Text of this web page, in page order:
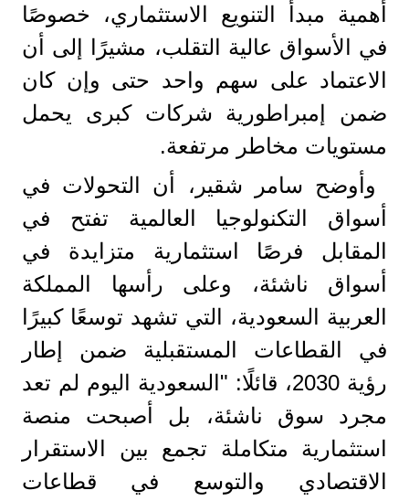
أهمية مبدأ التنويع الاستثماري، خصوصًا
في الأسواق عالية التقلب، مشيرًا إلى أن
الاعتماد على سهم واحد حتى وإن كان
ضمن إمبراطورية شركات كبرى يحمل
مستويات مخاطر مرتفعة.
وأوضح سامر شقير، أن التحولات في
أسواق التكنولوجيا العالمية تفتح في
المقابل فرصًا استثمارية متزايدة في
أسواق ناشئة، وعلى رأسها المملكة
العربية السعودية، التي تشهد توسعًا كبيرًا
في القطاعات المستقبلية ضمن إطار
رؤية 2030، قائلًا: "السعودية اليوم لم تعد
مجرد سوق ناشئة، بل أصبحت منصة
استثمارية متكاملة تجمع بين الاستقرار
الاقتصادي والتوسع في قطاعات